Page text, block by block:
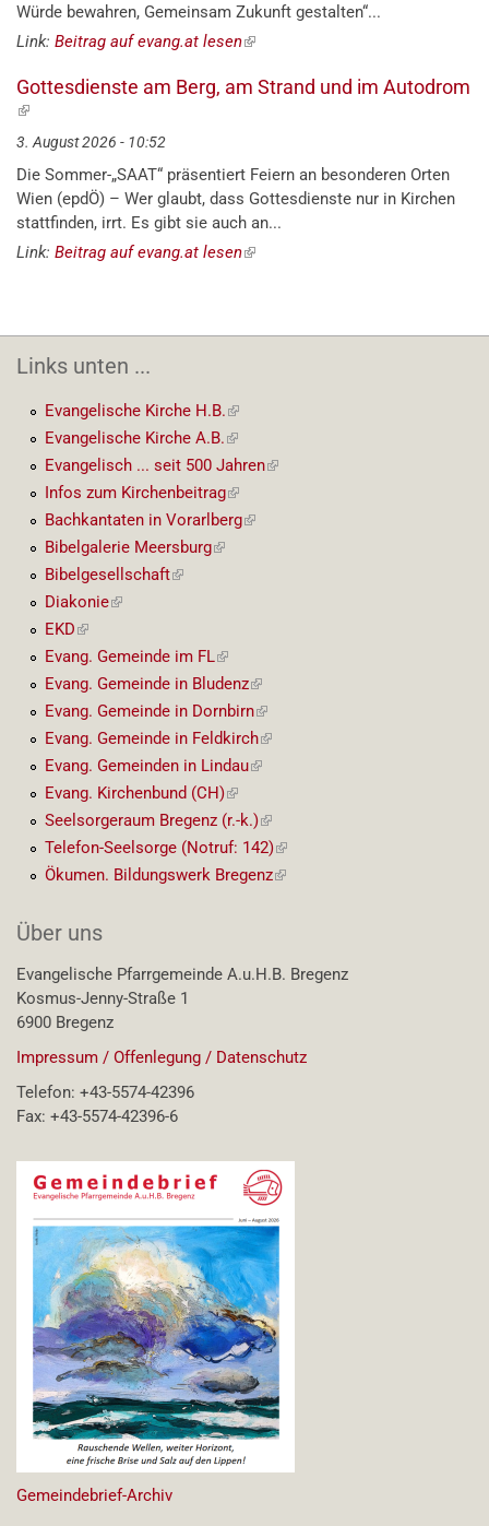
Würde bewahren, Gemeinsam Zukunft gestalten“...
Link: Beitrag auf evang.at lesen(externer
Gottesdienste am Berg, am Strand und im Autodrom
(externer
Link)
3. August 2026 - 10:52
Die Sommer-„SAAT“ präsentiert Feiern an besonderen Orten
Wien (epdÖ) – Wer glaubt, dass Gottesdienste nur in Kirchen
stattfinden, irrt. Es gibt sie auch an...
Link: Beitrag auf evang.at lesen(externer
Links unten ...
Evangelische Kirche H.B.(externer
Link)
Evangelische Kirche A.B.(externer
Link)
Evangelisch ... seit 500 Jahren(externer
Infos zum Kirchenbeitrag(externer
Link)
Bachkantaten in Vorarlberg(externer
Bibelgalerie Meersburg(externer
Bibelgesellschaft(externer
Diakonie(externer
EKD(externer
Link)
Evang. Gemeinde im FL(externer
Link)
Evang. Gemeinde in Bludenz(externer
Link)
Evang. Gemeinde in Dornbirn(externer
Link)
Evang. Gemeinde in Feldkirch(externer
Link)
Evang. Gemeinden in Lindau(externer
Evang. Kirchenbund (CH)(externer
Link)
Seelsorgeraum Bregenz (r.-k.)(externer
Link)
Telefon-Seelsorge (Notruf: 142)(externer
Link)
Ökumen. Bildungswerk Bregenz(externer
Über uns
Evangelische Pfarrgemeinde A.u.H.B. Bregenz
Kosmus-Jenny-Straße 1
6900 Bregenz
Impressum / Offenlegung / Datenschutz
Telefon: +43-5574-42396
Fax: +43-5574-42396-6
Gemeindebrief-Archiv